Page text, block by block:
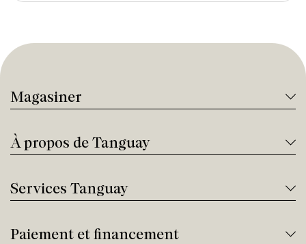
Magasiner
À propos de Tanguay
Services Tanguay
Paiement et financement